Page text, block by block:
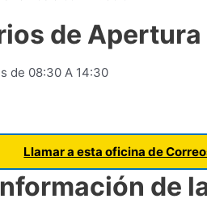
de
de 08:30 A 14:30
Llamar a esta oficina de
de